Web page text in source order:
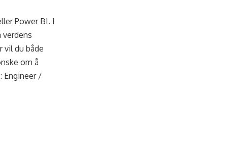
Power BI. I
verdens
vil du både
om å
Engineer /